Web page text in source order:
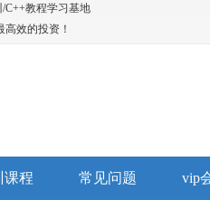
C++教程学习基地
效的投资！
课程 常见问题 vip